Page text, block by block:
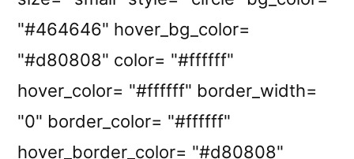
"#464646" hover_bg_color=
"#d80808" color= "#ffffff"
hover_color= "#ffffff" border_width=
"0" border_color= "#ffffff"
hover_border_color= "#d80808"